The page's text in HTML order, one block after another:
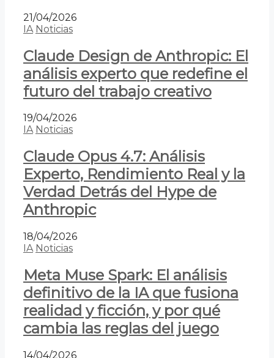
21/04/2026
IA Noticias
Claude Design de Anthropic: El
análisis experto que redefine el
futuro del trabajo creativo
19/04/2026
IA Noticias
Claude Opus 4.7: Análisis
Experto, Rendimiento Real y la
Verdad Detrás del Hype de
Anthropic
18/04/2026
IA Noticias
Meta Muse Spark: El análisis
definitivo de la IA que fusiona
realidad y ficción, y por qué
cambia las reglas del juego
14/04/2026